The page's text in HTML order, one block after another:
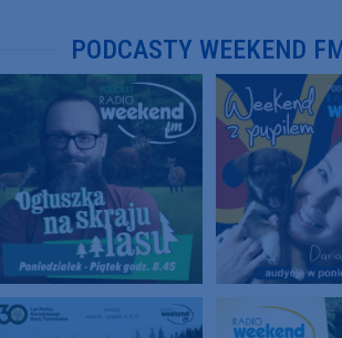
PODCASTY WEEKEND